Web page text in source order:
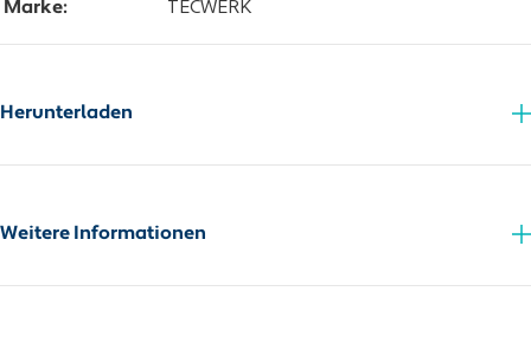
Marke: TECWERK
Herunterladen
Zusatzinfo_PDF
Zusatzinfo_PDF
Weitere Informationen